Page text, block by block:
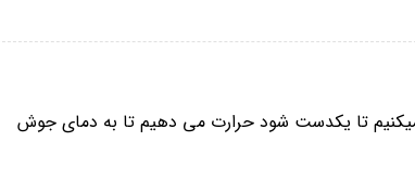
تا یکدست شود حرارت می دهیم تا به دمای جوش